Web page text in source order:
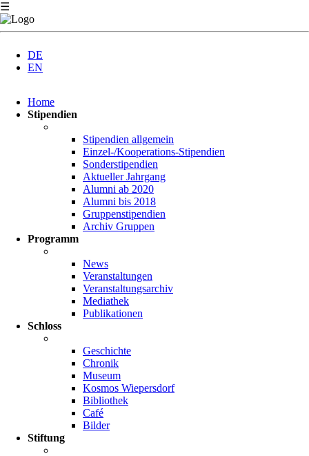
☰
DE
EN
überspringen
Home
Stipendien
Stipendien allgemein
Einzel-/Kooperations-Stipendien
Sonderstipendien
Aktueller Jahrgang
Alumni ab 2020
Alumni bis 2018
Gruppenstipendien
Archiv Gruppen
Programm
News
Veranstaltungen
Veranstaltungsarchiv
Mediathek
Publikationen
Schloss
Geschichte
Chronik
Museum
Kosmos Wiepersdorf
Bibliothek
Café
Bilder
Stiftung